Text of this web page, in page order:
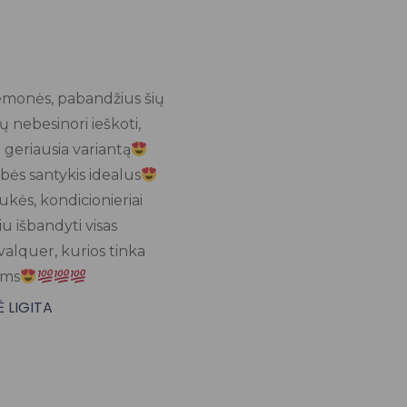
5
out
of
5
pabandžius šių
nebesinori ieškoti,
variantą
santykis idealus
kondicionieriai
išbandyti visas
kurios tinka
LIGITA